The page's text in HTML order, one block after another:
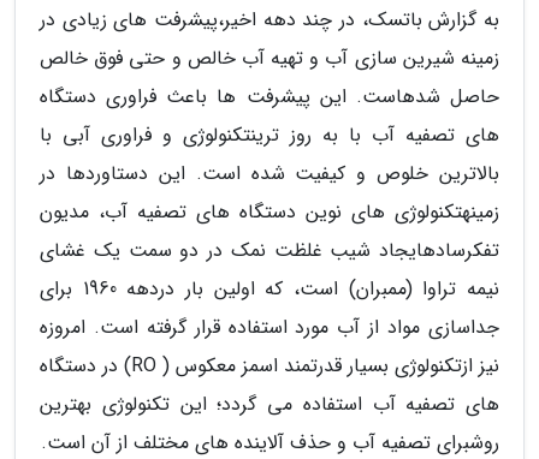
به گزارش باتسک، در چند دهه اخیر،پیشرفت های زیادی در
زمینه شیرین سازی آب و تهیه آب خالص و حتی فوق خالص
حاصل شدهاست. این پیشرفت ها باعث فراوری دستگاه
های تصفیه آب با به روز ترینتکنولوژی و فراوری آبی با
بالاترین خلوص و کیفیت شده است. این دستاوردها در
زمینهتکنولوژی های نوین دستگاه های تصفیه آب، مدیون
تفکرسادهایجاد شیب غلظت نمک در دو سمت یک غشای
نیمه تراوا (ممبران) است، که اولین بار دردهه 1960 برای
جداسازی مواد از آب مورد استفاده قرار گرفته است. امروزه
نیز ازتکنولوژی بسیار قدرتمند اسمز معکوس ( RO) در دستگاه
های تصفیه آب استفاده می گردد؛ این تکنولوژی بهترین
روشبرای تصفیه آب و حذف آلاینده های مختلف از آن است.